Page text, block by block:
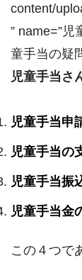
content/
” name=”児
童手当の疑
児童手当さ
児童手当申
児童手当の
児童手当振
児童手当金
この４つで